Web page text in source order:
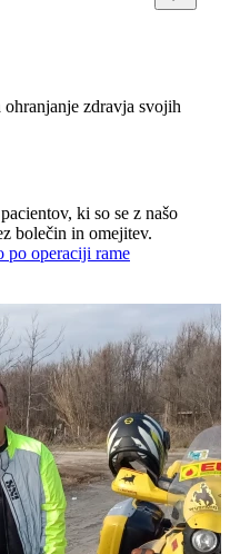
zdravja svojih
ki so se z našo
bolečin in omejitev.
po operaciji rame